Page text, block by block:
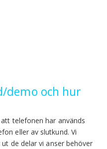
demo och hur
telefonen har används
eller av slutkund. Vi
de delar vi anser behöver